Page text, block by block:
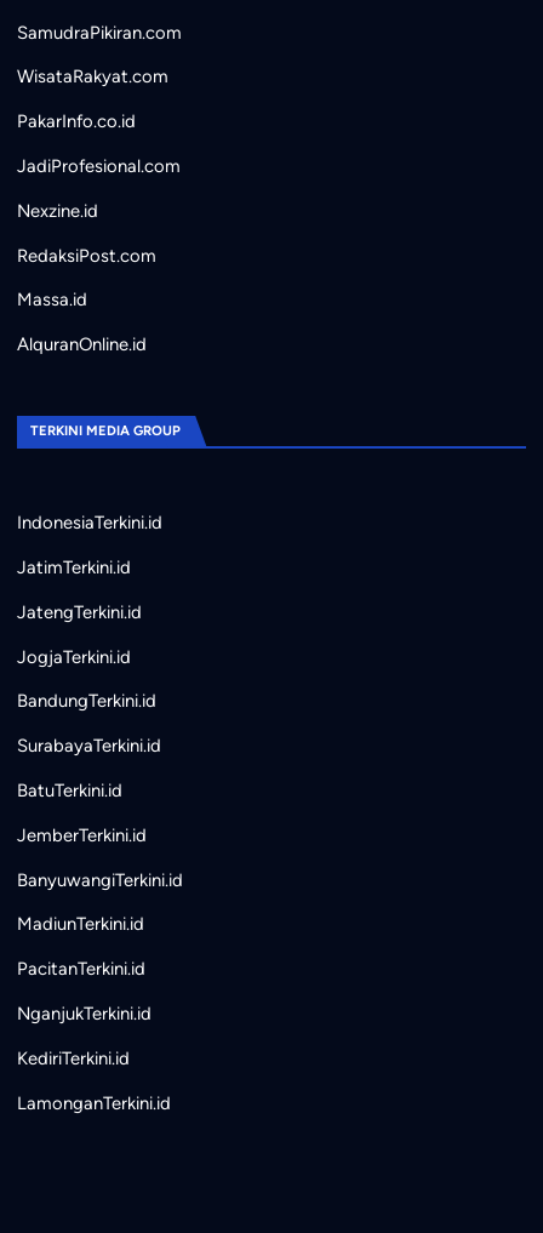
SamudraPikiran.com
WisataRakyat.com
PakarInfo.co.id
JadiProfesional.com
Nexzine.id
RedaksiPost.com
Massa.id
AlquranOnline.id
TERKINI MEDIA GROUP
IndonesiaTerkini.id
JatimTerkini.id
JatengTerkini.id
JogjaTerkini.id
BandungTerkini.id
SurabayaTerkini.id
BatuTerkini.id
JemberTerkini.id
BanyuwangiTerkini.id
MadiunTerkini.id
PacitanTerkini.id
NganjukTerkini.id
KediriTerkini.id
LamonganTerkini.id